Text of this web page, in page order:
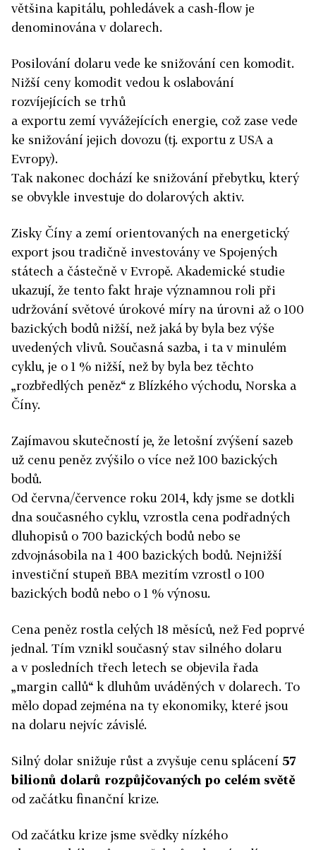
většina kapitálu, pohledávek a cash-flow je
denominována v dolarech.
Posilování dolaru vede ke snižování cen komodit.
Nižší ceny komodit vedou k oslabování
rozvíjejících se trhů
a exportu zemí vyvážejících energie, což zase vede
ke snižování jejich dovozu (tj. exportu z USA a
Evropy).
Tak nakonec dochází ke snižování přebytku, který
se obvykle investuje do dolarových aktiv.
Zisky Číny a zemí orientovaných na energetický
export jsou tradičně investovány ve Spojených
státech a částečně v Evropě. Akademické studie
ukazují, že tento fakt hraje významnou roli při
udržování světové úrokové míry na úrovni až o 100
bazických bodů nižší, než jaká by byla bez výše
uvedených vlivů. Současná sazba, i ta v minulém
cyklu, je o 1 % nižší, než by byla bez těchto
„rozbředlých peněz“ z Blízkého východu, Norska a
Číny.
Zajímavou skutečností je, že letošní zvýšení sazeb
už cenu peněz zvýšilo o více než 100 bazických
bodů.
Od června/července roku 2014, kdy jsme se dotkli
dna současného cyklu, vzrostla cena podřadných
dluhopisů o 700 bazických bodů nebo se
zdvojnásobila na 1 400 bazických bodů. Nejnižší
investiční stupeň BBA mezitím vzrostl o 100
bazických bodů nebo o 1 % výnosu.
Cena peněz rostla celých 18 měsíců, než Fed poprvé
jednal. Tím vznikl současný stav silného dolaru
a v posledních třech letech se objevila řada
„margin callů“ k dluhům uváděných v dolarech. To
mělo dopad zejména na ty ekonomiky, které jsou
na dolaru nejvíc závislé.
Silný dolar snižuje růst a zvyšuje cenu splácení 57
bilionů dolarů rozpůjčovaných po celém světě
od začátku finanční krize.
Od začátku krize jsme svědky nízkého